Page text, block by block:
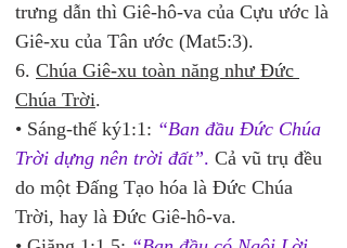
trưng dẫn thì Giê-hô-va của Cựu ước là
Giê-xu của Tân ước (Mat5:3).
6. Chúa Giê-xu toàn năng như Đức
Chúa Trời.
• Sáng-thế ký1:1: “Ban đầu Đức Chúa
Trời dựng nên trời đất”. Cả vũ trụ đều
do một Đấng Tạo hóa là Đức Chúa
Trời, hay là Đức Giê-hô-va.